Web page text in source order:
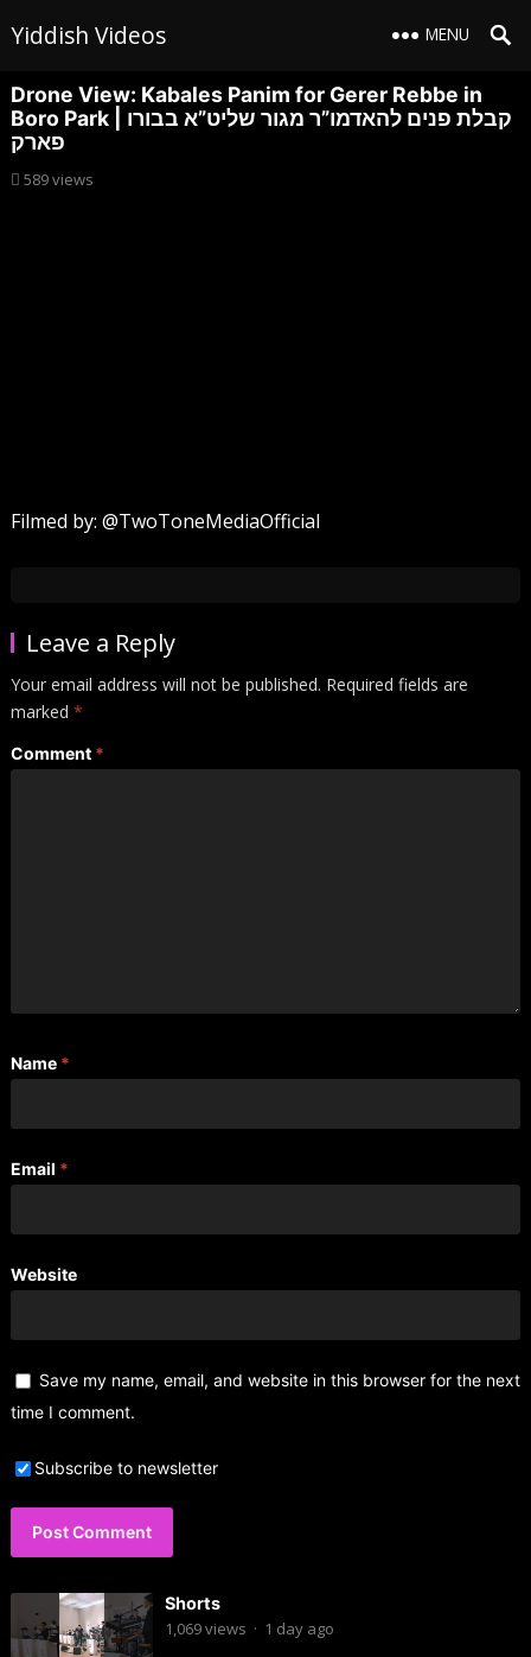
Yiddish Videos MENU
Drone View: Kabales Panim for Gerer Rebbe in
Boro Park | קבלת פנים להאדמו”ר מגור שליט”א בבורו
פארק
589views
Filmed by: ​⁠‪@TwoToneMediaOfficial‬
Leave a Reply
Your email address will not be published. Required fields are
marked *
Comment *
Name *
Email *
Website
Save my name, email, and website in this browser for the next
time I comment.
Subscribe to newsletter
Shorts
1,069views · 1 day ago